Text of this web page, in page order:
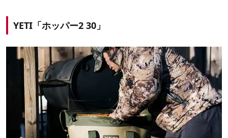
YETI「ホッパー2 30」